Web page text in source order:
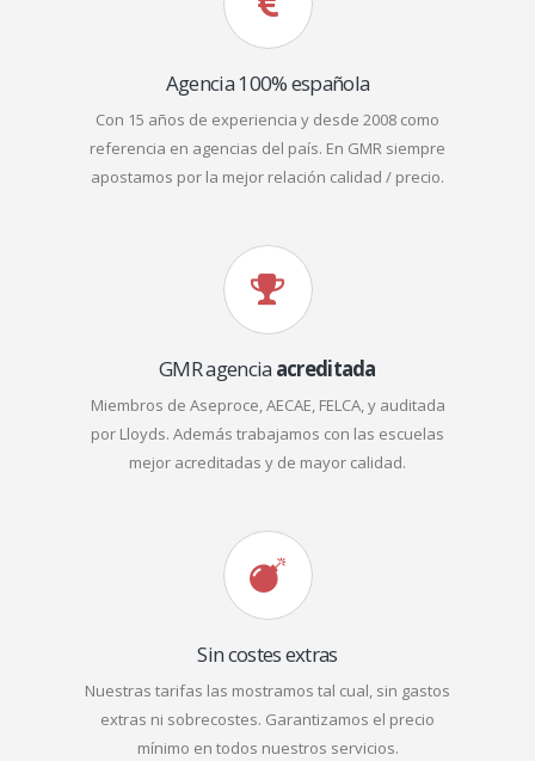
Agencia 100% española
Con 15 años de experiencia y desde 2008 como
referencia en agencias del país. En GMR siempre
apostamos por la mejor relación calidad / precio.
GMR agencia acreditada
Miembros de Aseproce, AECAE, FELCA, y auditada
por Lloyds. Además trabajamos con las escuelas
mejor acreditadas y de mayor calidad.
Sin costes extras
Nuestras tarifas las mostramos tal cual, sin gastos
extras ni sobrecostes. Garantizamos el precio
mínimo en todos nuestros servicios.